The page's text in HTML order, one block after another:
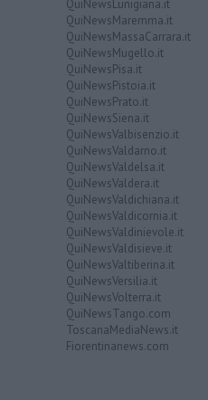
QuiNewsLunigiana.it
QuiNewsMaremma.it
QuiNewsMassaCarrara.it
QuiNewsMugello.it
QuiNewsPisa.it
QuiNewsPistoia.it
QuiNewsPrato.it
QuiNewsSiena.it
QuiNewsValbisenzio.it
QuiNewsValdarno.it
QuiNewsValdelsa.it
QuiNewsValdera.it
QuiNewsValdichiana.it
QuiNewsValdicornia.it
QuiNewsValdinievole.it
QuiNewsValdisieve.it
QuiNewsValtiberina.it
QuiNewsVersilia.it
QuiNewsVolterra.it
QuiNewsTango.com
ToscanaMediaNews.it
Fiorentinanews.com